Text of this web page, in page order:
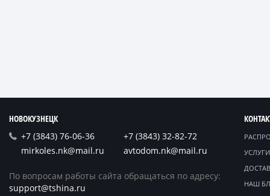
НОВОКУЗНЕЦК
+7 (3843) 76-06-36
+7 (3843) 32-82-72
mirkoles.nk@mail.ru
avtodom.nk@mail.ru
По вопросам работы сайта обращаться по адресу:
support@tshina.ru
НАШ